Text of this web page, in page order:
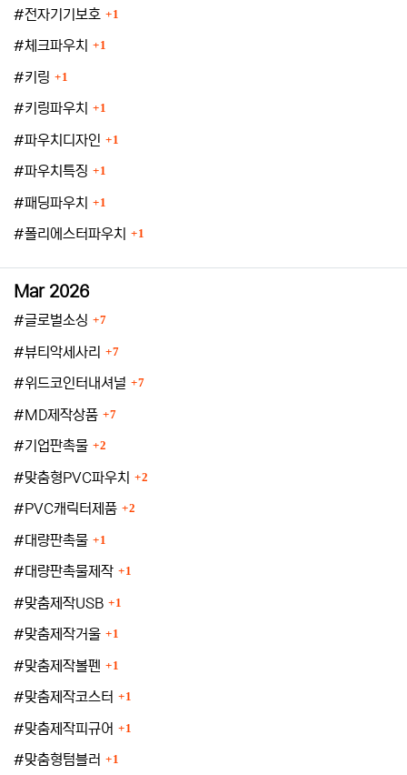
#전자기기보호 등록수
1
#체크파우치 등록수
1
#키링 등록수
1
#키링파우치 등록수
1
#파우치디자인 등록수
1
#파우치특징 등록수
1
#패딩파우치 등록수
1
#폴리에스터파우치 등록수
1
Mar 2026
#글로벌소싱 등록수
7
#뷰티악세사리 등록수
7
#위드코인터내셔널 등록수
7
#MD제작상품 등록수
7
#기업판촉물 등록수
2
#맞춤형PVC파우치 등록수
2
#PVC캐릭터제품 등록수
2
#대량판촉물 등록수
1
#대량판촉물제작 등록수
1
#맞춤제작USB 등록수
1
#맞춤제작거울 등록수
1
#맞춤제작볼펜 등록수
1
#맞춤제작코스터 등록수
1
#맞춤제작피규어 등록수
1
#맞춤형텀블러 등록수
1